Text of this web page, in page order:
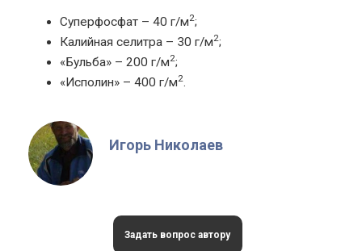
Суперфосфат – 40 г/м2;
Калийная селитра – 30 г/м2;
«Бульба» – 200 г/м2;
«Исполин» – 400 г/м2
Игорь Николаев
Задать вопрос автору